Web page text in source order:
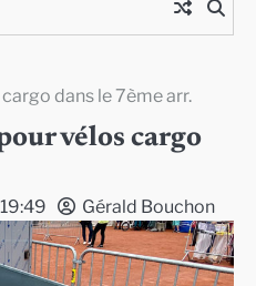
dans le 7ème arr.
vélos cargo
Gérald Bouchon